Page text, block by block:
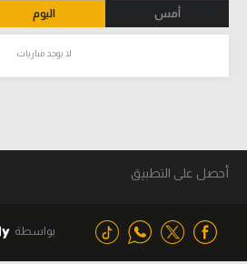
أمس اليوم
لا يوجد مباريات
أحصل على التطبيق
بواسطة